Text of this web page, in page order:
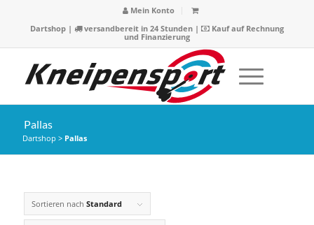
Mein Konto
Dartshop| versandbereit in 24 Stunden |
Kauf auf Rechnung
und Finanzierung
Pallas
Dartshop > Pallas
Sortieren nach Standard